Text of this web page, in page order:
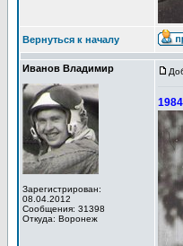
Вернуться к началу
Иванов Владимир
Зарегистрирован:
08.04.2012
Сообщения: 31398
Откуда: Воронеж